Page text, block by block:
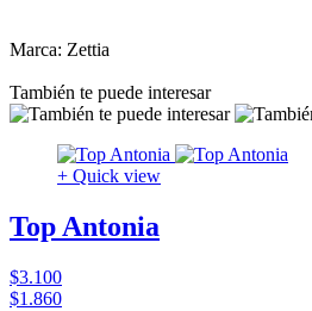
Marca: Zettia
También te puede interesar
+ Quick view
Top Antonia
$3.100
$1.860